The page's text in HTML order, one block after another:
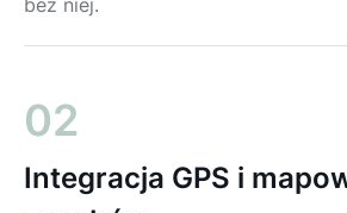
02
Integracja GPS i